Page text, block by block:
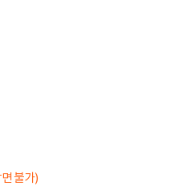
불가)